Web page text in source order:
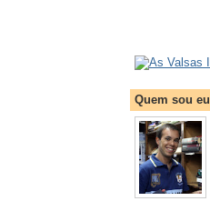
Quem sou eu